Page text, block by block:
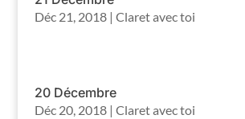
Déc 21, 2018| Claret avec toi
20 Décembre
Déc 20, 2018| Claret avec toi